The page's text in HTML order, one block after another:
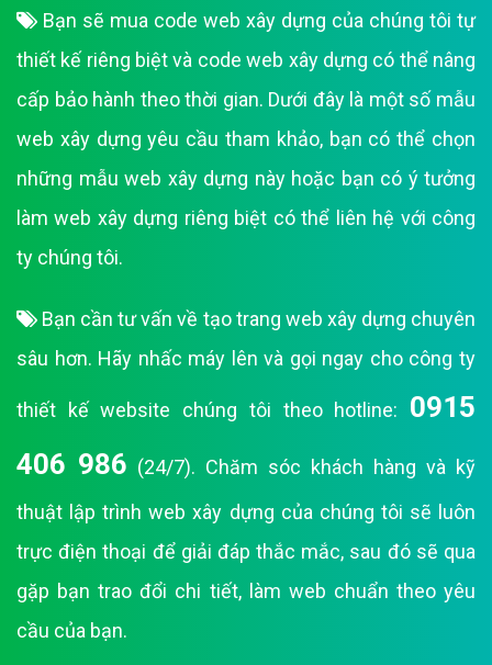
Bạn sẽ mua code web xây dựng của chúng tôi tự
thiết kế riêng biệt và code web xây dựng có thể nâng
cấp bảo hành theo thời gian. Dưới đây là một số mẫu
web xây dựng yêu cầu tham khảo, bạn có thể chọn
những mẫu web xây dựng này hoặc bạn có ý tưởng
làm web xây dựng riêng biệt có thể liên hệ với công
ty chúng tôi.
Bạn cần tư vấn về tạo trang web xây dựng chuyên
sâu hơn. Hãy nhấc máy lên và gọi ngay cho công ty
thiết kế website chúng tôi theo hotline: 0915
406 986 (24/7). Chăm sóc khách hàng và kỹ
thuật lập trình web xây dựng của chúng tôi sẽ luôn
trực điện thoại để giải đáp thắc mắc, sau đó sẽ qua
gặp bạn trao đổi chi tiết, làm web chuẩn theo yêu
cầu của bạn.